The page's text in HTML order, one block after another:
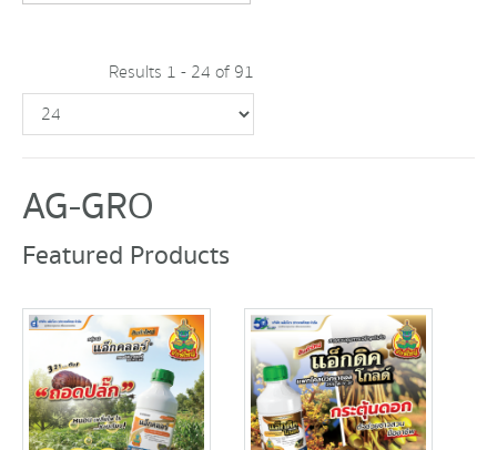
Results 1 - 24 of 91
AG-GRO
Featured Products